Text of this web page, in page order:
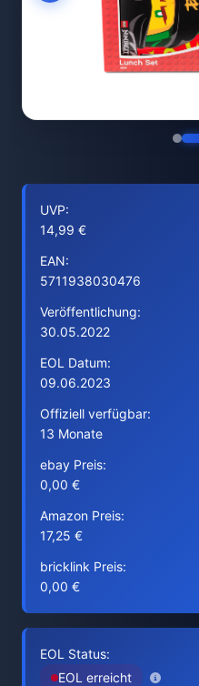
UVP:
14,99 €
EAN:
5711938030476
Veröffentlichung:
30.05.2022
EOL Datum:
09.06.2023
Offiziell verfügbar:
13 Monate
ebay Preis:
0,00 €
Amazon Preis:
17,25 €
bricklink Preis:
0,00 €
EOL Status:
EOL erreicht